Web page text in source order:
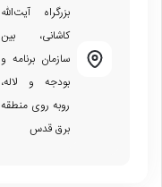
بزرگراه آیت‌الله
کاشانی، بین
سازمان برنامه و
بودجه و لاله،
روبه روی منطقه
برق قدس